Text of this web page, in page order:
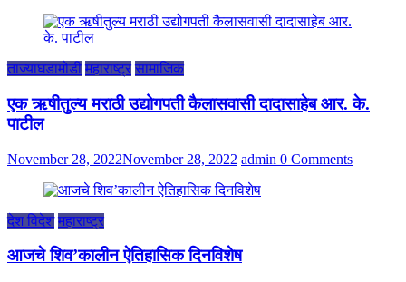
ताज्याघडामोडी महाराष्ट्र सामाजिक
एक ऋषीतुल्य मराठी उद्योगपती कैलासवासी दादासाहेब आर. के.
पाटील
November 28, 2022November 28, 2022 admin 0 Comments
देश विदेश महाराष्ट्र
आजचे शिव’कालीन ऐतिहासिक दिनविशेष